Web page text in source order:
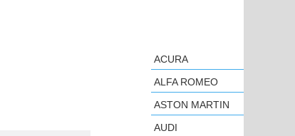
ACURA
ALFA ROMEO
ASTON MARTIN
AUDI